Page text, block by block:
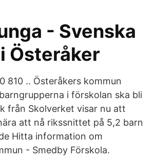
- Svenska
Österåker
810 .. Österåkers kommun
i förskolan ska bli
från Skolverket visar nu att
att nå rikssnittet på 5,2 barn
Hitta information om
- Smedby Förskola.